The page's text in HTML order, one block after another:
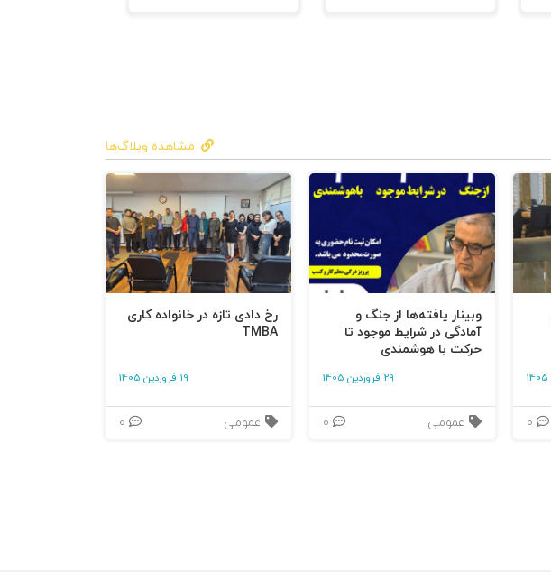
مشاهده وبلاگ‌ها
وبینار یافته‌ها از جنگ و
آمادگی در شرایط موجود تا
حرکت با هوشمندی
29 فروردین 1405
عمومی
رخ دادی تازه در خانواده کاری
TMBA
19 فروردین 1405
عمومی